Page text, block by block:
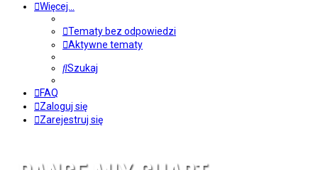
Więcej…
Tematy bez odpowiedzi
Aktywne tematy
Szukaj
FAQ
Zaloguj się
Zarejestruj się